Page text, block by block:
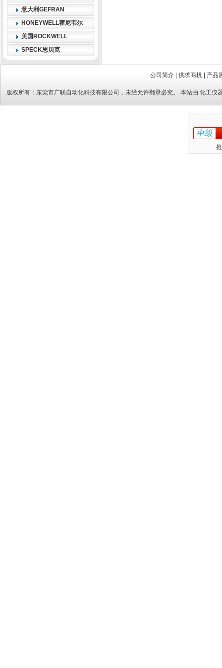
意大利GEFRAN
HONEYWELL霍尼韦尔
美国ROCKWELL
SPECK思贝克
公司简介 供求商机 产品
版权所有： 东莞市广联自动化科技有限公司 ，未经允许翻录必究。 本站由化工仪